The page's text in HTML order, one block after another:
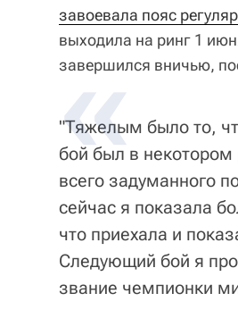
завоевала пояс
выходила на ринг 1
завершился вничью,
"Тяжелым было то,
бой был в
всего задуманного
сейчас я показала
что приехала и
Следующий бой я
звание чемпионки